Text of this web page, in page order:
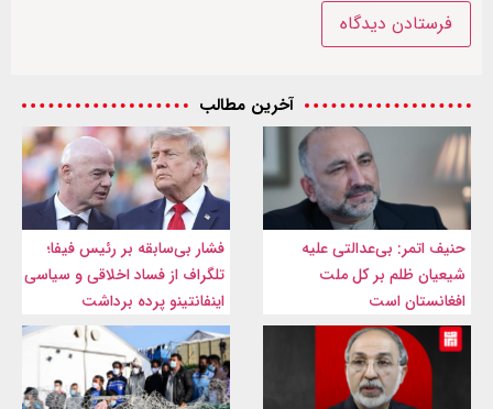
آخرین مطالب
حنیف اتمر: بی‌عدالتی علیه
شیعیان ظلم بر کل ملت
افغانستان است
فشار بی‌سابقه بر رئیس فیفا؛
تلگراف از فساد اخلاقی و سیاسی
اینفانتینو پرده برداشت